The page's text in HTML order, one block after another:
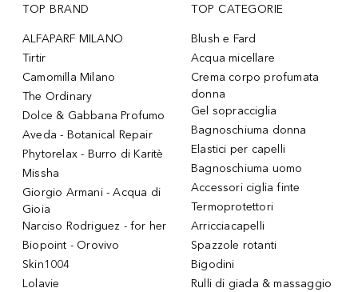
TOP BRAND
ALFAPARF MILANO
Tirtir
Camomilla Milano
The Ordinary
Dolce & Gabbana Profumo
Aveda - Botanical Repair
Phytorelax - Burro di Karitè
Missha
Giorgio Armani - Acqua di
Gioia
Narciso Rodriguez - for her
Biopoint - Orovivo
Skin1004
Lolavie
TOP CATEGORIE
Blush e Fard
Acqua micellare
Crema corpo profumata
donna
Gel sopracciglia
Bagnoschiuma donna
Elastici per capelli
Bagnoschiuma uomo
Accessori ciglia finte
Termoprotettori
Arricciacapelli
Spazzole rotanti
Bigodini
Rulli di giada & massaggio